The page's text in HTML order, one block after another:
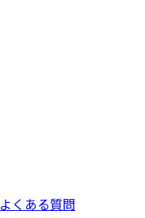
よくある質問